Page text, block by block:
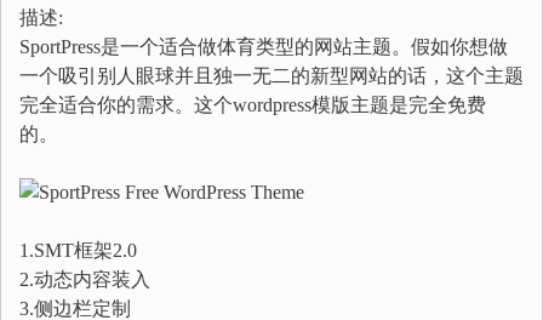
描述:
SportPress是一个适合做体育类型的网站主题。假如你想做
一个吸引别人眼球并且独一无二的新型网站的话，这个主题
完全适合你的需求。这个wordpress模版主题是完全免费
的。
1.SMT框架2.0
2.动态内容装入
3.侧边栏定制